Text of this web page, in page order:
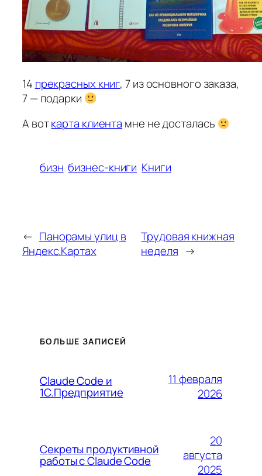
14 прекрасных книг, 7 из основного заказа,
7 — подарки
А воткарта клиента мне не досталась
бизн бизнес-книги Книги
← Панорамы улиц в
Яндекс.Картах
Трудовая книжная
неделя →
БОЛЬШЕ ЗАПИСЕЙ
Claude Code и
1С.Предприятие
11 февраля
2026
Секреты продуктивной
работы с Claude Code
20
августа
2025